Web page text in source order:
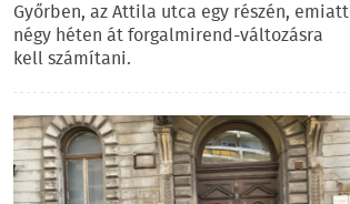
Győrben, az Attila utca egy részén, emiatt
négy héten át forgalmirend-változásra
kell számítani.